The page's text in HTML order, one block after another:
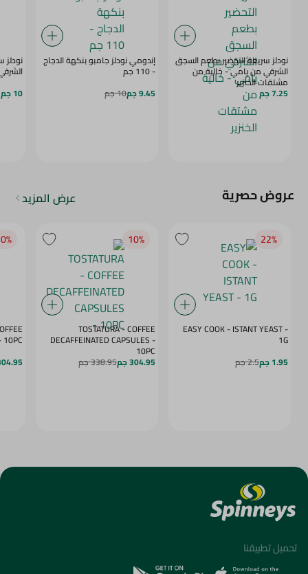
نودلز سريعة التحضير بطعم السجق
الشرقي من يامي - خالية من
مشتقات الخنزير
7.25 جم
إندومي نودلز جامبو بنكهة الدجاج
- 110 جم
9.45 جم
10 جم
الشرقي
10 جم
عروض حصرية عرض المزيد
22‎%‎
EASY COOK - ISTANT YEAST -
1G
1.95 جم
2.5 جم
10‎%‎
TOSTATURA - COFFEE
DECAFFEINATED CAPSULES -
10PC
304.95 جم 338.95 جم
VANILLA - 10PC
304.95
تحميل تطبيقنا